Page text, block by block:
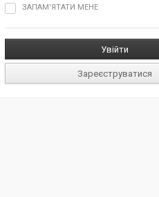
ЗАПАМ'ЯТАТИ МЕНЕ